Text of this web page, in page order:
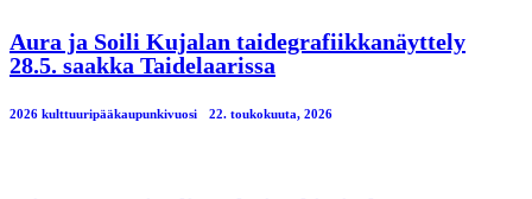
Aura ja Soili Kujalan taidegrafiikkanäyttely
28.5. saakka Taidelaarissa
2026 kulttuuripääkaupunkivuosi 22. toukokuuta, 2026